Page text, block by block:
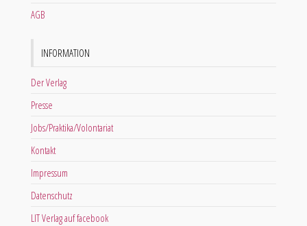
AGB
INFORMATION
Der Verlag
Presse
Jobs/Praktika/Volontariat
Kontakt
Impressum
Datenschutz
LIT Verlag auf facebook